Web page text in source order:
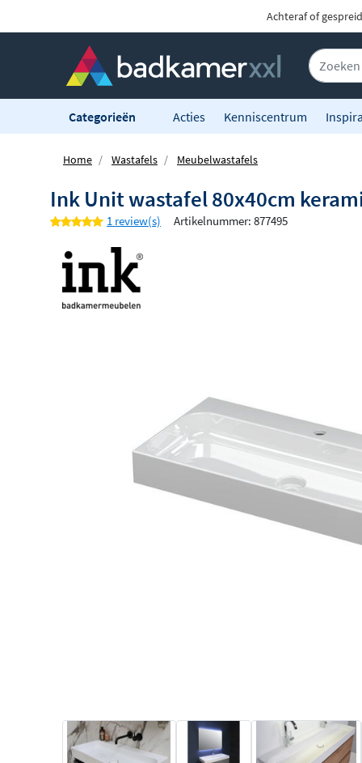
Achteraf of
Categorieën Acties Kenniscentrum
Home Wastafels Meubelwastafels
Ink Unit wastafel 80x40cm
1 review(s) Artikelnummer: 877495